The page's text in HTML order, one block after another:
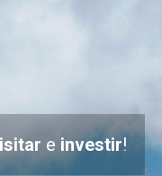
e investir!